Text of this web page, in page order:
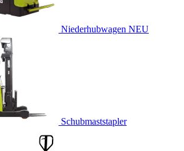
Niederhubwagen NEU
Schubmaststapler